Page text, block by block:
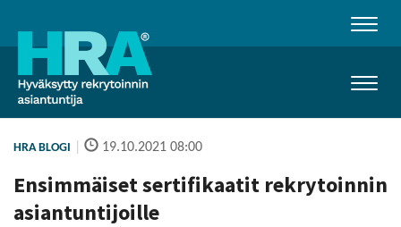
HRA BLOGI 19.10.2021 08:00
Ensimmäiset sertifikaatit rekrytoinnin
asiantuntijoille